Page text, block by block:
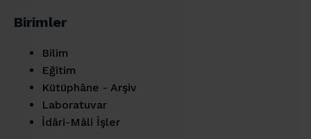
Birimler
Bilim
Eğitim
Kütüphâne - Arşiv
Laboratuvar
İdâri-Mâli İşler